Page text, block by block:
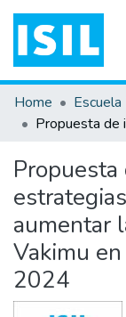
All of DSpace
Statistics
Documentos ▾
Home Escuela
aumentar
Vakimu
2024